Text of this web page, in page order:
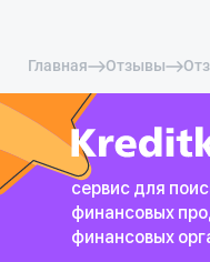
Главная Отзывы
сервис для
финансовых
финансовых